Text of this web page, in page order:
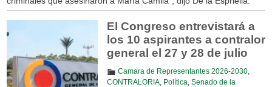
El Congreso entrevistará a
los 10 aspirantes a contralor
general el 27 y 28 de julio
Camara de Representantes 2026-2030,
CONTRALORIA, Política Senado de la